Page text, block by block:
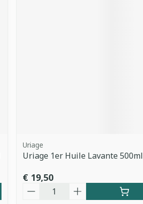
Uriage
Uriage 1er Huile Lavante 500ml
€ 19,50